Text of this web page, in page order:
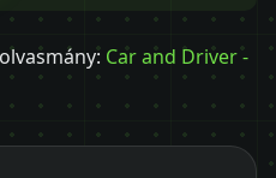
Car and Driver -